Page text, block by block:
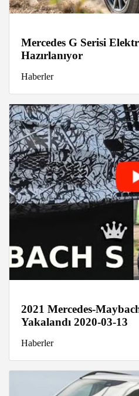
Mercedes G Serisi
Hazırlanıyor
Haberler
2021 Mercedes-
Yakalandı 2020-03-13
Haberler